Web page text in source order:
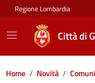
Vai ai contenuti
Vai al footer
Regione Lombardia
Città di
Home / Novità /